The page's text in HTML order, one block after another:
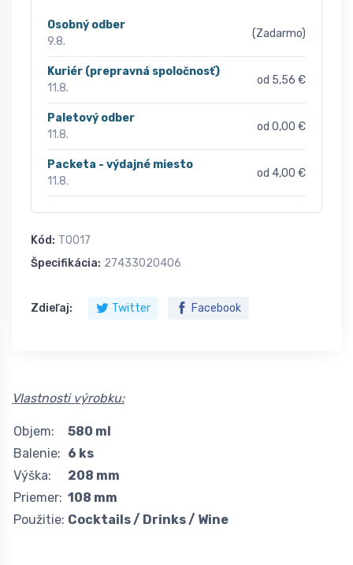
Osobný odber
9.8.
(Zadarmo)
Kuriér (prepravná spoločnosť)
11.8.
od 5,56 €
Paletový odber
11.8.
od 0,00 €
Packeta - výdajné miesto
11.8.
od 4,00 €
Kód: T0017
Špecifikácia: 27433020406
Zdieľaj: Twitter Facebook
Vlastnosti výrobku:
Objem:
580 ml
Balenie: 6 ks
Výška:
208 mm
Priemer: 108 mm
Použitie: Cocktails / Drinks / Wine